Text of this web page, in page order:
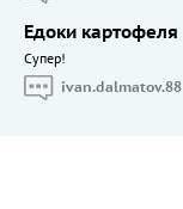
Едоки картофеля
Cупер!
ivan.dalmatov.88